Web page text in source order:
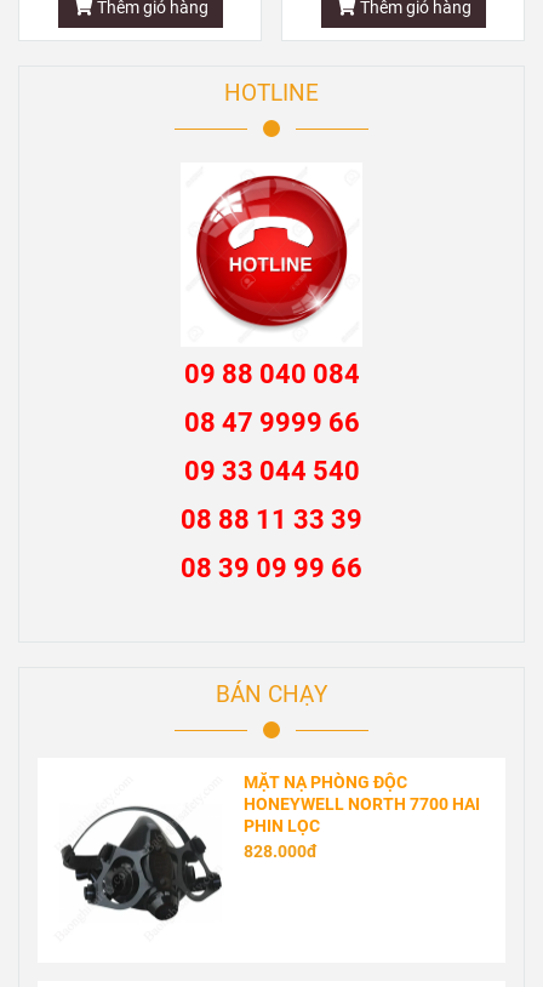
Thêm giỏ hàng Thêm giỏ hàng
HOTLINE
09 88 040 084
08 47 9999 66
09 33 044 540
08 88 11 33 39
08 39 09 99 66
BÁN CHẠY
MẶT NẠ PHÒNG ĐỘC
HONEYWELL NORTH 7700 HAI
PHIN LỌC
828.000đ